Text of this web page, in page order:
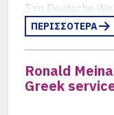
Στη Deutsche
απευθυνθούμε
βρίσκονταν στην
την
προνόμιο που
διάφορες
ΠΕΡΙΣΣΟΤΕΡΑ
Ronald
Greek